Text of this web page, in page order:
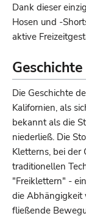
Dank dieser
Hosen und -
aktive
Geschichte
Die Geschichte
Kalifornien, als
bekannt als die
niederließ. Die
Kletterns, bei der
traditionellen
"Freiklettern" -
die Abhängigkeit
fließende